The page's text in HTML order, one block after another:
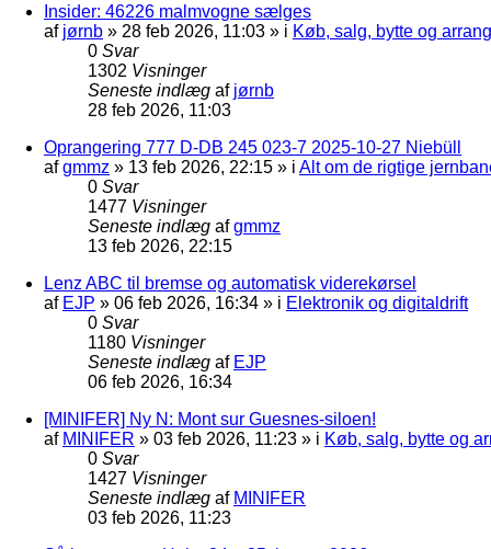
Insider: 46226 malmvogne sælges
af jørnb » 28 feb 2026, 11:03 » i Køb, salg, bytte og
0 Svar
1302 Visninger
Seneste indlæg af jørnb
28 feb 2026, 11:03
Oprangering 777 D-DB 245 023-7 2025-10-27 Niebüll
afgmmz » 13 feb 2026, 22:15 » i Alt om de rigtige
0 Svar
1477 Visninger
Seneste indlæg afgmmz
13 feb 2026, 22:15
Lenz ABC til bremse og automatisk viderekørsel
af EJP » 06 feb 2026, 16:34 » i Elektronik og digitaldrift
0 Svar
1180 Visninger
Seneste indlæg af EJP
06 feb 2026, 16:34
[MINIFER] Ny N: Mont sur Guesnes-siloen!
af MINIFER » 03 feb 2026, 11:23 » i Køb, salg, bytte og
0 Svar
1427 Visninger
Seneste indlæg af MINIFER
03 feb 2026, 11:23